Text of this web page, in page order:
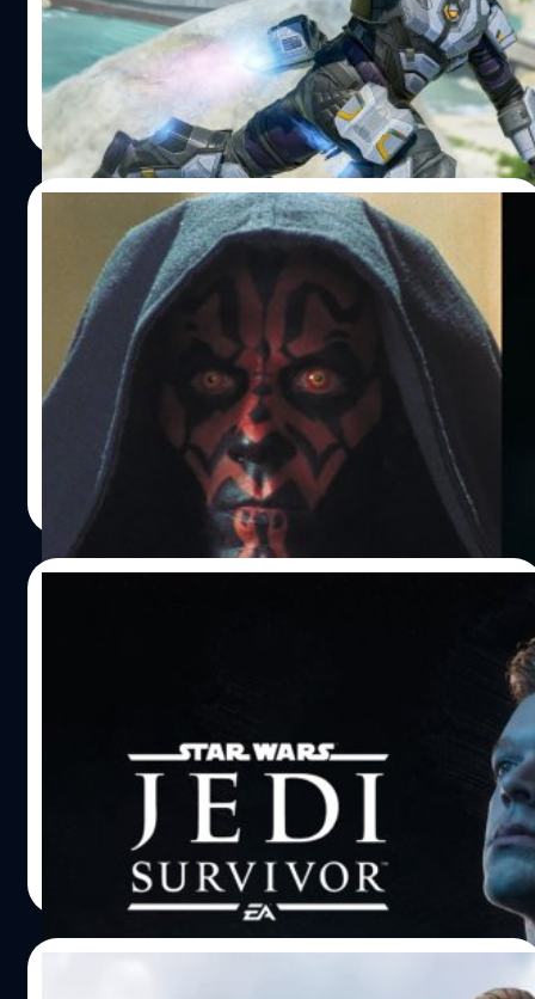
Legends บนเว็บไซต์ของบริษัท
จตุรวิทย์ เครือวาณิชกิจ| 1490 days ago
Read More
ข่าวลือ! Darth Maul อาจจะมาปรากฏตัวใน
Star Wars Jedi: Survivor
คำเตือน! ข่าวนี้มีการสปอยล์เนื้อหาของ Star Wars: The
Clone Wars, Star Wars: Rebels, Solo: A Star Wars Story
และ Star Wars Jedi: Fallen Order หลังจากค่ายเกม
Electronic Arts และทีมพัฒนา Respawn Entertainment
เปิดตัวเกม Star Wars Jedi: Survivor ซึ่งเป็นภาคต่อของเกม
Star Wars Jedi: Fallen Order ที่ออกวางจำหน่ายเมื่อปี 2019
ล่าสุด นิค เบเกอร์ (Nick Baker) ผู้ร่วมก่อตั้ง XboxEra อ้างว่า
Sith Lord ที่แฟน ๆ ชื่นชอบอย่าง ดาร์ธ มอล…
ศุภกร ประเสริฐศิลป์ | 1526 days ago
Entertainment ได้เปิดตัวเกม Star Wars Jedi: Survivor ที่
เป็นภาคต่อของเกม Star Wars Jedi: Fallen Order โดยจะวาง
จำหน่ายบนแพลตฟอร์ม PlayStation 5, Xbox Series X|S
และ PC ในปี 2023 Star Wars Jedi: Survivor เป็นเกมแนวแอ็
กชัน ผจญภัย มุมมองบุคคลที่ 3 จาก Respawn
Entertainment ที่พัฒนาร่วมกับ Lucasfilm Games โดยเรื่อง
ราวในเกมจะเกิดขึ้นหลังผ่านเหตุการณ์ใน Star Wars Jedi:
Fallen Order ไป 5 ปี แคล เคสติส (Cal Kestis) ยังถูก
ศุภกร ประเสริฐศิลป์ | 1533 days ago
Read More